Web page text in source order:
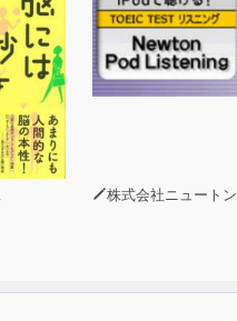
株式会社ニュートン